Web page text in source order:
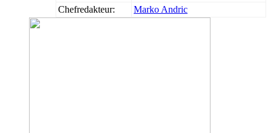
Chefredakteur:
Marko Andric